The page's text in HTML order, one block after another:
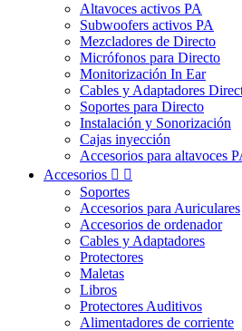
Altavoces activos PA
Subwoofers activos PA
Mezcladores de Directo
Micrófonos para Directo
Monitorización In Ear
Cables y Adaptadores
Soportes para Directo
Instalación y Sonorización
Cajas inyección
Accesorios para altavoces
Accesorios  
Soportes
Accesorios para Auriculares
Accesorios de ordenador
Cables y Adaptadores
Protectores
Maletas
Libros
Protectores Auditivos
Alimentadores de corriente